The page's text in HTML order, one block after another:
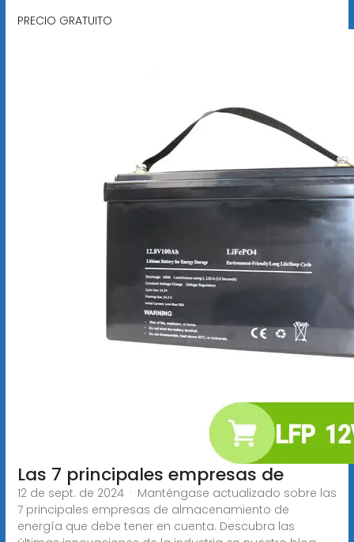
PRECIO GRATUITO
Las 7 principales empresas de
12 de sept. de 2024 · Manténgase actualizado sobre las
7 principales empresas de almacenamiento de
energía que debe tener en cuenta. Descubra las